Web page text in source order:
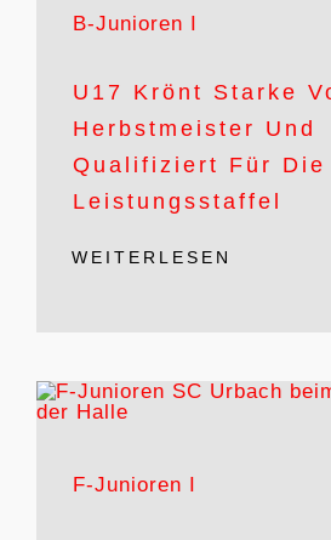
B-Junioren I
U17 Krönt Starke
Herbstmeister Und
Qualifiziert Für Die
Leistungsstaffel
WEITERLESEN
F-Junioren I